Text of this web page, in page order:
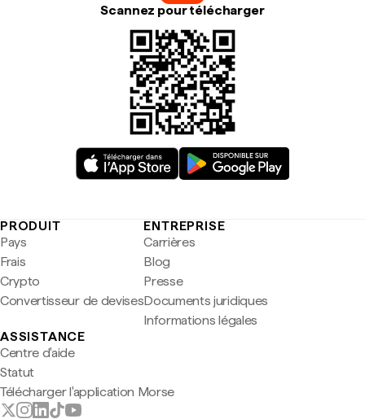
Scannez pour télécharger
PRODUIT
Pays
Frais
Crypto
Convertisseur de devises
ENTREPRISE
Carrières
Blog
Presse
Documents juridiques
Informations légales
ASSISTANCE
Centre d'aide
Statut
Télécharger l'application Morse